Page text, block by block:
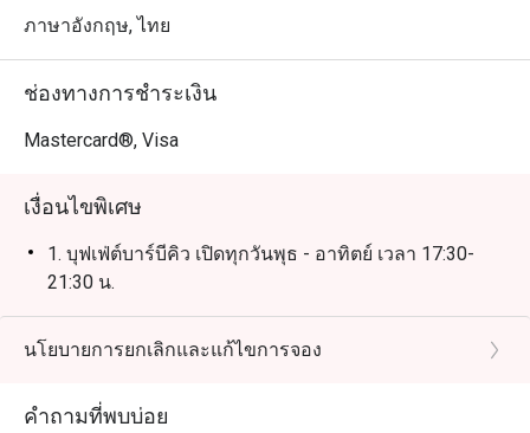
ภาษาอังกฤษ, ไทย
ช่องทางการชำระเงิน
Mastercard®, Visa
เงื่อนไขพิเศษ
1. บุฟเฟ่ต์บาร์บีคิว เปิดทุกวันพุธ - อาทิตย์ เวลา 17:30-
21:30 น.
นโยบายการยกเลิกและแก้ไขการจอง
คำถามที่พบบ่อย